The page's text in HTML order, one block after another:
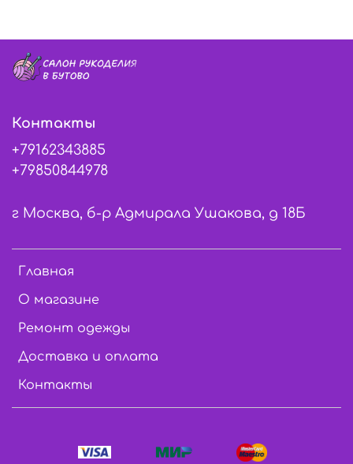
Главная
О магазине
Ремонт одежды
Доставка и оплата
Контакты
Контакты
+79162343885
+79850844978
г Москва, б-р Адмирала Ушакова, д 18Б